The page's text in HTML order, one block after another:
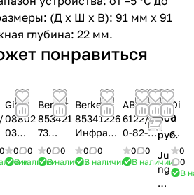
(Д x Ш x В): 91 мм x 91
глубина: 22 мм.
понравиться
Gira
08802
03
Датчи
к
0
0
В наличии
Berker
853421
73
Датчик
движен
0
0
В наличии
Berker
85341226
Инфракр
асный
датчик
0
0
В наличии
ABB
6122/1
0-82-
500
Датчи
0
0
В наличии
50
600
руб.
Ju
ng
33
Di
n
uy
D
M
K
0
0
В